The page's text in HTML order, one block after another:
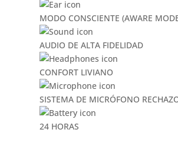
MODO CONSCIENTE (AWARE
AUDIO DE ALTA FIDELIDAD
CONFORT LIVIANO
SISTEMA DE MICRÓFONO
24 HORAS